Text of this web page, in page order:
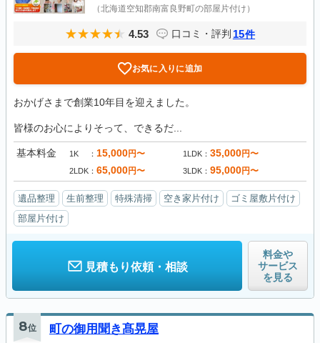
（北海道空知郡南富良野町の部屋片付け）
4.53 口コミ・評判 15件
お気に入りに追加
おかげさまで創業10年目を迎えました。
皆様のお心によりそって、できるだ...
基本料金 1K 15,000円〜 1LDK 35,000円〜
2LDK 65,000円〜 3LDK 95,000円〜
遺品整理 生前整理 特殊清掃 空き家片付け
ゴミ屋敷片付け
部屋片付け
見積もり依頼・相談
料金や
サービス
を見る
8位 町の御用聞き髙晃屋